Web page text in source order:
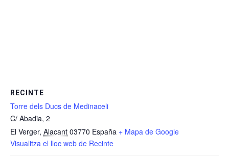
RECINTE
Torre dels Ducs de Medinaceli
C/ Abadia, 2
El Verger, Alacant 03770 España + Mapa de Google
Visualitza el lloc web de Recinte